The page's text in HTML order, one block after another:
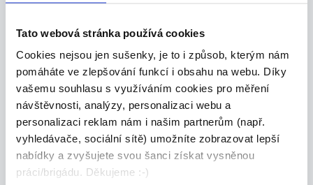
Tato webová stránka používá cookies
Cookies nejsou jen sušenky, je to i způsob, kterým nám
pomáháte ve zlepšování funkcí i obsahu na webu. Díky
vašemu souhlasu s využíváním cookies pro měření
návštěvnosti, analýzy, personalizaci webu a
personalizaci reklam nám i našim partnerům (např.
vyhledávače, sociální sítě) umožníte zobrazovat lepší
nabídky a zvyšujete svou šanci získat vysněnou
práci/brigádu. Děkujeme :-)
Kategoriebrigád
Administrativa
Manuální
Obchod-služby
Ostatní